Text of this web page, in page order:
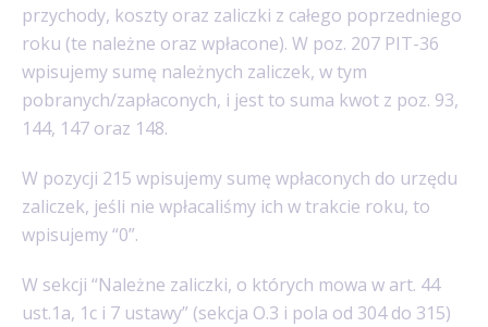
przychody, koszty oraz zaliczki z całego poprzedniego
roku (te należne oraz wpłacone). W poz. 207 PIT-36
wpisujemy sumę należnych zaliczek, w tym
pobranych/zapłaconych, i jest to suma kwot z poz. 93,
144, 147 oraz 148.
W pozycji 215 wpisujemy sumę wpłaconych do urzędu
zaliczek, jeśli nie wpłacaliśmy ich w trakcie roku, to
wpisujemy “0”.
W sekcji “Należne zaliczki, o których mowa w art. 44
ust.1a, 1c i 7 ustawy” (sekcja O.3 i pola od 304 do 315)